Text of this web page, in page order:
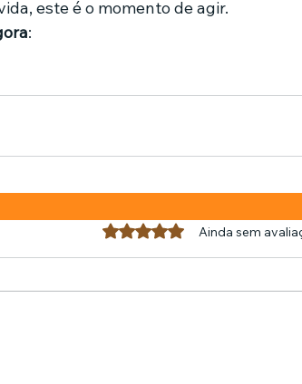
este é o momento de agir.
Avaliado com 0 de 5
Ainda sem